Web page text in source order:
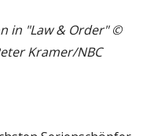
in "Law & Order" ©
Kramer/NBC